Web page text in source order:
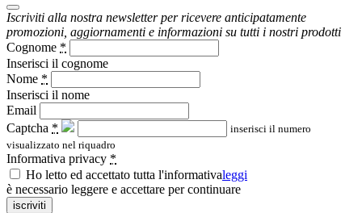
Iscriviti alla nostra newsletter per ricevere anticipatamente
promozioni, aggiornamenti e informazioni su tutti i nostri prodotti
Cognome *
Inserisci il cognome
Nome *
Inserisci il nome
Email
Captcha *
inserisci il numero
visualizzato nel riquadro
Informativa privacy *
Ho letto ed accettato tutta l'informativaleggi
è necessario leggere e accettare per continuare
iscriviti